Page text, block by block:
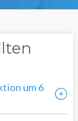
um 6